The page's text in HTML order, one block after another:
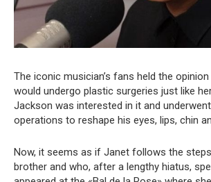
The iconic musician’s fans held the
would undergo plastic surgeries just like
Jackson was interested in it and
operations to reshape his eyes, lips, chin
Now, it seems as if Janet follows the
brother and who, after a lengthy hiatus,